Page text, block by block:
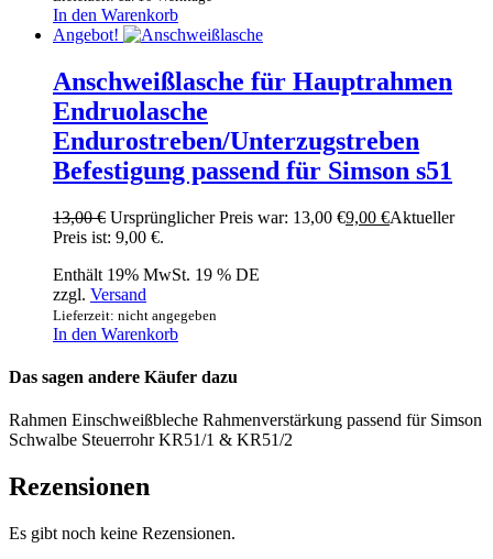
In den Warenkorb
Angebot!
Anschweißlasche für Hauptrahmen
Endruolasche
Endurostreben/Unterzugstreben
Befestigung passend für Simson s51
13,00€ Ursprünglicher Preis war: 13,00 €9,00 €Aktueller
Preis ist: 9,00 €.
Enthält 19% MwSt. 19 % DE
zzgl. Versand
Lieferzeit: nicht angegeben
In den Warenkorb
Das sagen andere Käufer dazu
Rahmen Einschweißbleche Rahmenverstärkung passend für Simson
Schwalbe Steuerrohr KR51/1 & KR51/2
Rezensionen
Es gibt noch keine Rezensionen.